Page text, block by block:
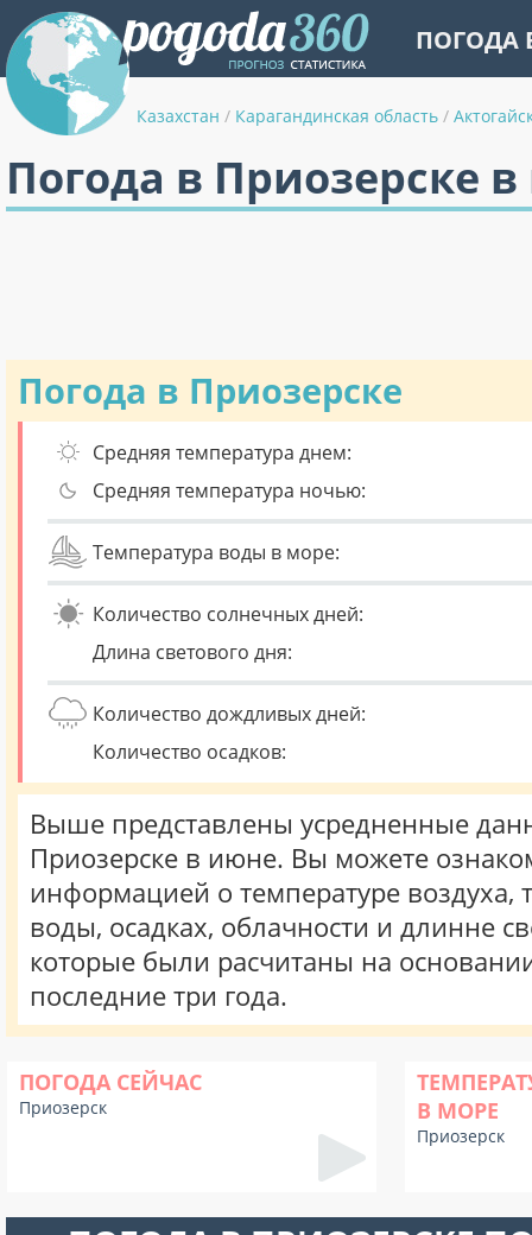
ПОГОДА
Казахстан / Карагандинская область /
Погода в Приозерске
Погода в Приозерске
Средняя температура днем:
Средняя температура ночью:
Температура воды в море:
Количество солнечных дней:
Длина светового дня:
Количество дождливых дней:
Количество осадков:
Выше представлены усредненные
Приозерске в июне. Вы можете
информацией о температуре воздуха,
воды, осадках, облачности и длинне
которые были расчитаны на
последние три года.
ПОГОДА СЕЙЧАС
Приозерск
В МОРЕ
Приозерск